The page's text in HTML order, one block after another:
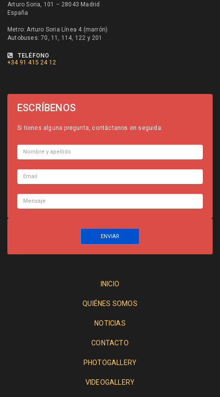
Arturo Soria, 101 – 28043 Madrid
España
Metro: Arturo Soria Línea 4 (marrón)
Autobuses: 70, 11, 114, 122 y 201
TELÉFONO
+34 91 415 24 12
ESCRÍBENOS
Si tienes alguna pregunta, contáctanos en seguida:
INICIO
QUIÉNES SOMOS
NOTICIAS
CONTACTO
PHOTOGALLERY
VIDEOGALLERY